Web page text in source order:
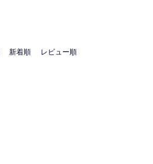
新着順 レビュー順